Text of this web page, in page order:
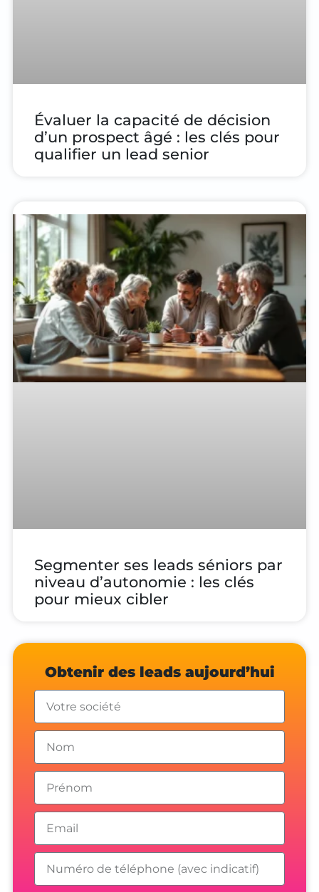
Évaluer la capacité de décision
d’un prospect âgé : les clés pour
qualifier un lead senior
Segmenter ses leads séniors par
niveau d’autonomie : les clés
pour mieux cibler
Obtenir des leads aujourd’hui